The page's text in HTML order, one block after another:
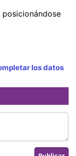
los datos